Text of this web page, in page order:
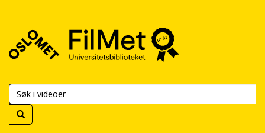
FilMet
Universitetsbiblioteket